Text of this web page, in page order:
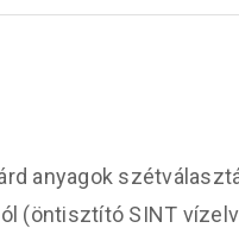
anyagok
(öntisztító SINT